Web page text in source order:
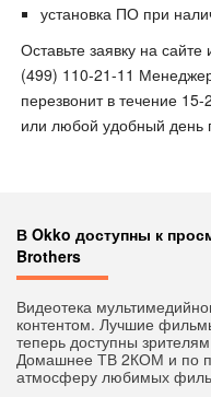
установка ПО при
Оставьте заявку на
(499) 110-21-11
перезвонит в течение
или любой удобный день
В Okko доступны к
Brothers
Видеотека
контентом. Лучшие
теперь доступны
Домашнее ТВ 2КОМ и по
атмосферу любимых